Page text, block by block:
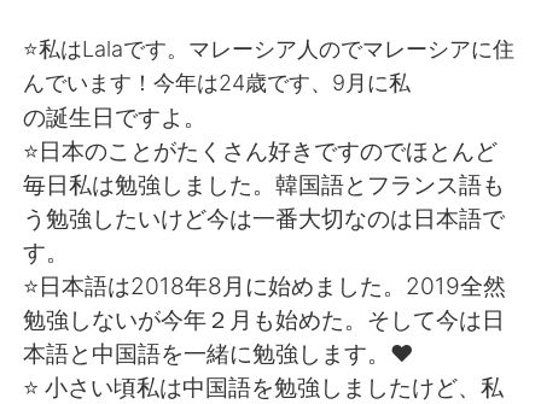
English
繁體中文 Español
Deutsch 日本語
한국어 ไทย
⭐️私はLalaです。マレーシア人のでマレーシアに住
んでいます！今年は24歳です、9月に私
の誕生日ですよ。
⭐️日本のことがたくさん好きですのでほとんど
毎日私は勉強しました。韓国語とフランス語も
う勉強したいけど今は一番大切なのは日本語で
す。
⭐️日本語は2018年8月に始めました。2019全然
勉強しないが今年２月も始めた。そして今は日
本語と中国語を一緒に勉強します。❤️
⭐️ 小さい頃私は中国語を勉強しましたけど、私